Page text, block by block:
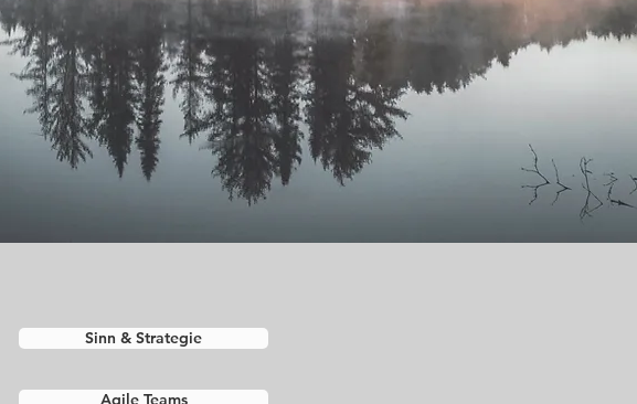
Sinn & Strategie
Agile Teams